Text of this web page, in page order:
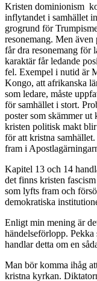
Kristen dominionism
inflytandet i samhället
grogrund för
resonemang. Men
får dra resonemang för
karaktär får ledande
fel. Exempel i nutid är
Kongo, att afrikanska
som ledare, måste
för samhället i stort.
poster som skämmer
kristen politisk makt
för att kristna
fram i
Kapitel 13 och 14
det finns kristen
som lyfts fram och
demokratiska
Enligt min mening är
händelseförlopp. Pekka
handlar detta om en
Man bör komma ihåg
kristna kyrkan.